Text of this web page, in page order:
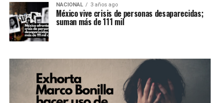
NACIONAL 3 años ago
México vive crisis de personas desaparecidas;
suman más de 111 mil